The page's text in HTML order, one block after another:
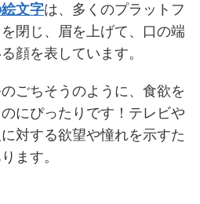
文字は、多くのプラットフ
閉じ、眉を上げて、口の端
顔を表しています。
ごちそうのように、食欲を
にぴったりです！テレビや
対する欲望や憧れを示すた
ます。